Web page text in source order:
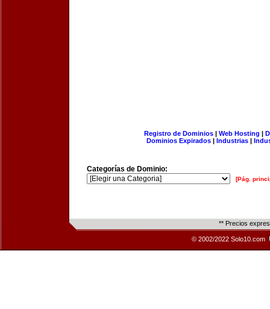
Registro de Dominios| Web Hosting |
Dominios Expirados | Industrias |
Categorías de Dominio:
[Pág.
** Precios
© 2002/2022 Solo10.com